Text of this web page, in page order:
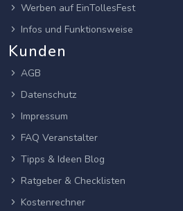
Werben auf EinTollesFest
Infos und Funktionsweise
Kunden
AGB
Datenschutz
Impressum
FAQ Veranstalter
Tipps & Ideen Blog
Ratgeber & Checklisten
Kostenrechner